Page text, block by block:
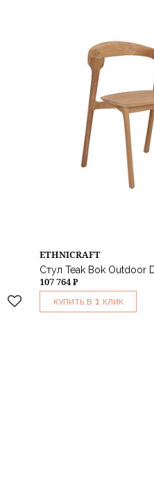
ETHNICRAFT
Стул Teak Bok Outdoor
107 764 ₽
КУПИТЬ В 1 КЛИК